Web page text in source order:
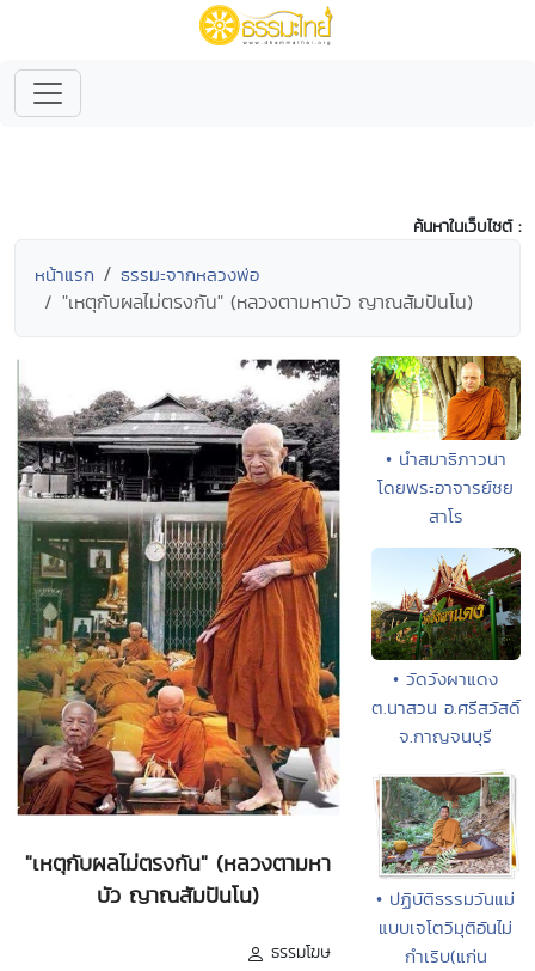
ค้นหาในเว็บไซต์ :
หน้าแรก ธรรมะจากหลวงพ่อ
"เหตุกับผลไม่ตรงกัน" (หลวงตามหาบัว ญาณสัมปันโน)
"เหตุกับผลไม่ตรงกัน" (หลวงตามหา
บัว ญาณสัมปันโน)
ธรรมโฆษ
• นำสมาธิภาวนา
โดยพระอาจารย์ชย
สาโร
• วัดวังผาแดง
ต.นาสวน อ.ศรีสวัสดิ์
จ.กาญจนบุรี
• ปฏิบัติธรรมวันแม่
แบบเจโตวิมุติอันไม่
กำเริบ(แก่น